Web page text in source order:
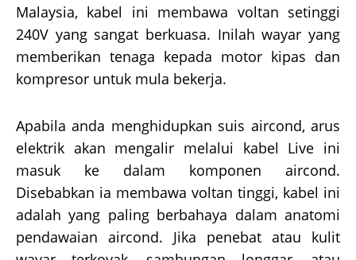
Malaysia, kabel ini membawa voltan setinggi
240V yang sangat berkuasa. Inilah wayar yang
memberikan tenaga kepada motor kipas dan
kompresor untuk mula bekerja.
Apabila anda menghidupkan suis aircond, arus
elektrik akan mengalir melalui kabel Live ini
masuk ke dalam komponen aircond.
Disebabkan ia membawa voltan tinggi, kabel ini
adalah yang paling berbahaya dalam anatomi
pendawaian aircond. Jika penebat atau kulit